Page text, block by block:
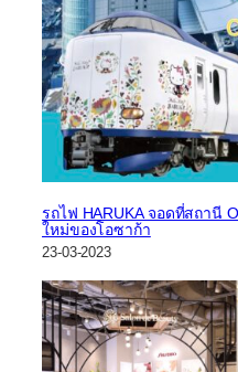
รถไฟ HARUKA จอดที่สถานี
ใหม่ของโอซาก้า
23-03-2023